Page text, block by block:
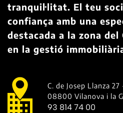
tranquil·litat. El teu
confiança amb una
destacada a la zona del
en la gestió
C. de Josep Llanza
08800 Vilanova i la
93 814 74 00